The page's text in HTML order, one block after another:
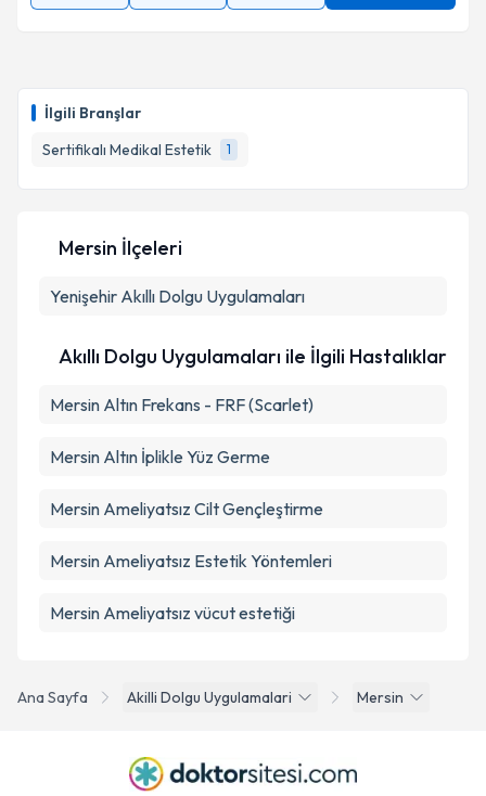
İlgili Branşlar
Sertifikalı Medikal Estetik
1
Ana Sayfa Akilli Dolgu Uygulamalari Mersin
Mersin İlçeleri
Yenişehir Akıllı Dolgu Uygulamaları
Akıllı Dolgu Uygulamaları ile İlgili Hastalıklar
Mersin Altın Frekans - FRF (Scarlet)
Mersin Altın İplikle Yüz Germe
Mersin Ameliyatsız Cilt Gençleştirme
Mersin Ameliyatsız Estetik Yöntemleri
Mersin Ameliyatsız vücut estetiği